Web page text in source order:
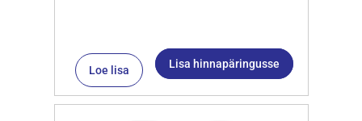
Loe lisa Lisa hinnapäringusse